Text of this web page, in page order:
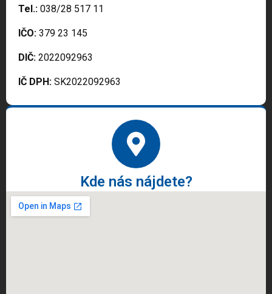
Tel.: 038/28 517 11
IČO: 379 23 145
DIČ: 2022092963
IČ DPH: SK2022092963
Kde nás nájdete?